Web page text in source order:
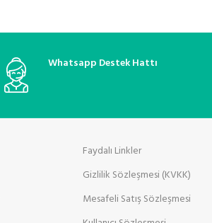
Whatsapp Destek Hattı
Faydalı Linkler
Gizlilik Sözleşmesi (KVKK)
Mesafeli Satış Sözleşmesi